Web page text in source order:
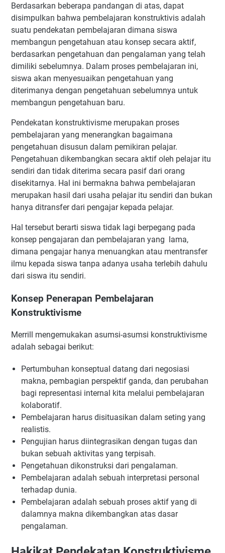
Berdasarkan beberapa pandangan di atas, dapat
disimpulkan bahwa pembelajaran konstruktivis adalah
suatu pendekatan pembelajaran dimana siswa
membangun pengetahuan atau konsep secara aktif,
berdasarkan pengetahuan dan pengalaman yang telah
dimiliki sebelumnya. Dalam proses pembelajaran ini,
siswa akan menyesuaikan pengetahuan yang
diterimanya dengan pengetahuan sebelumnya untuk
membangun pengetahuan baru.
Pendekatan konstruktivisme merupakan proses
pembelajaran yang menerangkan bagaimana
pengetahuan disusun dalam pemikiran pelajar.
Pengetahuan dikembangkan secara aktif oleh pelajar itu
sendiri dan tidak diterima secara pasif dari orang
disekitarnya. Hal ini bermakna bahwa pembelajaran
merupakan hasil dari usaha pelajar itu sendiri dan bukan
hanya ditransfer dari pengajar kepada pelajar.
Hal tersebut berarti siswa tidak lagi berpegang pada
konsep pengajaran dan pembelajaran yang lama,
dimana pengajar hanya menuangkan atau mentransfer
ilmu kepada siswa tanpa adanya usaha terlebih dahulu
dari siswa itu sendiri.
Konsep Penerapan Pembelajaran
Konstruktivisme
Merrill mengemukakan asumsi-asumsi konstruktivisme
adalah sebagai berikut:
Pertumbuhan konseptual datang dari negosiasi
makna, pembagian perspektif ganda, dan perubahan
bagi representasi internal kita melalui pembelajaran
kolaboratif.
Pembelajaran harus disituasikan dalam seting yang
realistis.
Pengujian harus diintegrasikan dengan tugas dan
bukan sebuah aktivitas yang terpisah.
Pengetahuan dikonstruksi dari pengalaman.
Pembelajaran adalah sebuah interpretasi personal
terhadap dunia.
Pembelajaran adalah sebuah proses aktif yang di
dalamnya makna dikembangkan atas dasar
pengalaman.